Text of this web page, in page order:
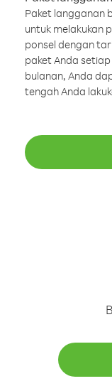
Paket langganan
untuk melakukan
ponsel dengan
paket Anda
bulanan, Anda
tengah Anda